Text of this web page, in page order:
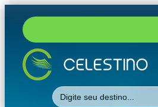
Search
for: